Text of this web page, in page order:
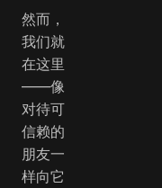
然而，
我们就
在这里
——像
对待可
信赖的
朋友一
样向它